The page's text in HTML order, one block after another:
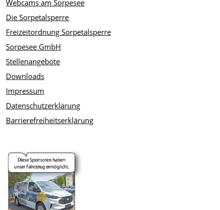
Webcams am Sorpesee
Die Sorpetalsperre
Freizeitordnung Sorpetalsperre
Sorpesee GmbH
Stellenangebote
Downloads
Impressum
Datenschutzerklärung
Barrierefreiheitserklärung